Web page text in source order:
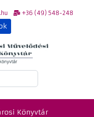
+36 (49) 548-248
Könyvtár